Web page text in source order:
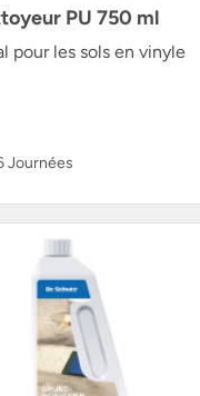
PU 750 ml
pour les sols en vinyle
Journées